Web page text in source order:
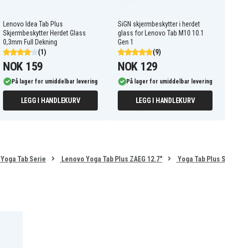
Lenovo Idea Tab Plus
Skjermbeskytter Herdet Glass
0,3mm Full Dekning
(1)
NOK 159
På lager for umiddelbar levering
LEGG I HANDLEKURV
SiGN skjermbeskytter i herdet
glass for Lenovo Tab M10 10.1
Gen 1
(9)
NOK 129
På lager for umiddelbar levering
LEGG I HANDLEKURV
Yoga Tab Serie Lenovo Yoga Tab Plus ZAEG 12.7" Yoga Tab Plus